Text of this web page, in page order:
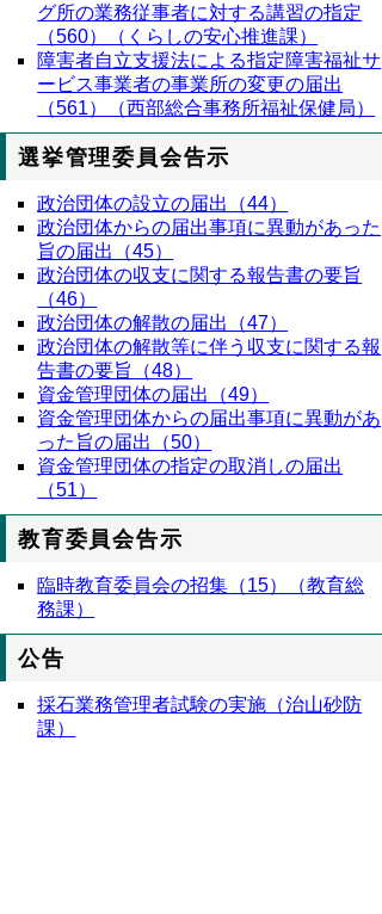
グ所の業務従事者に対する講習の指定
（560）（くらしの安心推進課）
障害者自立支援法による指定障害福祉サ
ービス事業者の事業所の変更の届出
（561）（西部総合事務所福祉保健局）
選挙管理委員会告示
政治団体の設立の届出（44）
政治団体からの届出事項に異動があった
旨の届出（45）
政治団体の収支に関する報告書の要旨
（46）
政治団体の解散の届出（47）
政治団体の解散等に伴う収支に関する報
告書の要旨（48）
資金管理団体の届出（49）
資金管理団体からの届出事項に異動があ
った旨の届出（50）
資金管理団体の指定の取消しの届出
（51）
教育委員会告示
臨時教育委員会の招集（15）（教育総
務課）
公告
採石業務管理者試験の実施（治山砂防
課）